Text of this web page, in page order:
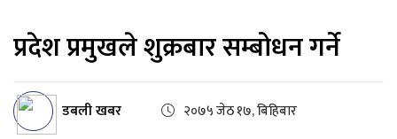
प्रदेश प्रमुखले शुक्रबार सम्बोधन गर्ने
डबली खबर २०७५ जेठ १७, बिहिबार